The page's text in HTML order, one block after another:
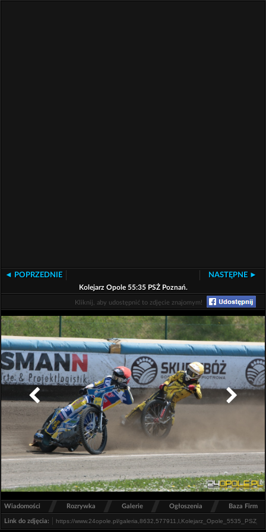
◄ POPRZEDNIE NASTĘPNE ►
Kolejarz Opole 55:35 PSŻ Poznań.
Kliknij, aby udostępnić to zdjęcie znajomym!
Wiadomości / Rozrywka / Galerie / Ogłoszenia / Baza Firm
Link do zdjęcia: